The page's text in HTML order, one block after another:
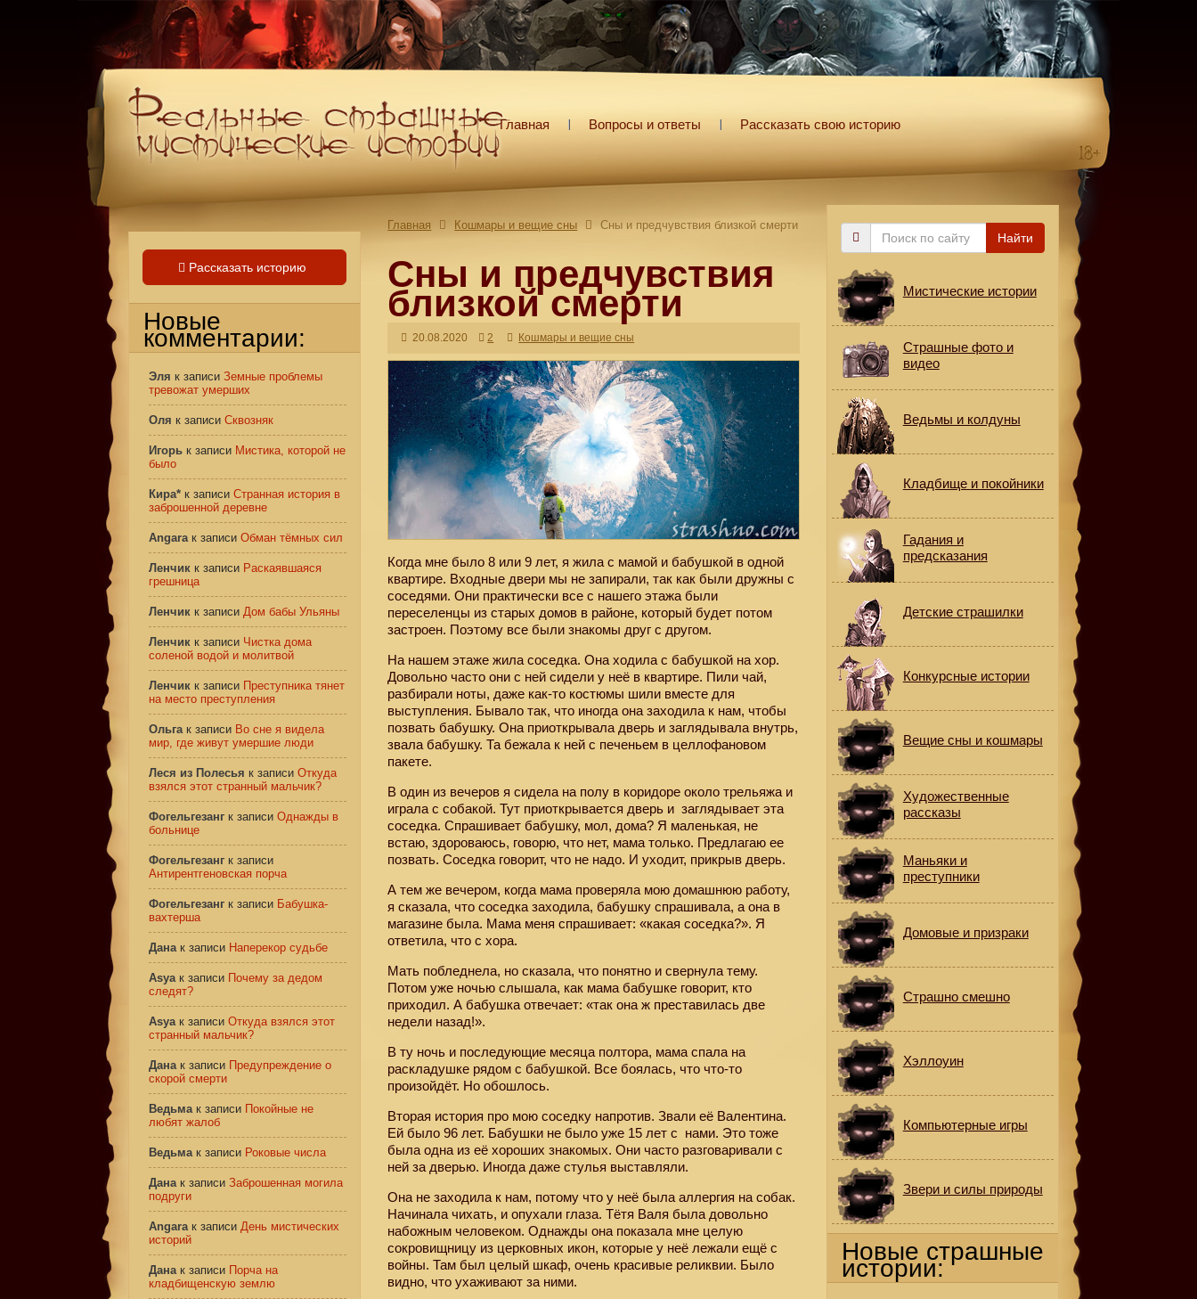
Главная Вопросы и ответы Рассказать свою историю
Главная Кошмары и вещие сны Сны и предчувствия близкой смерти
Сны и предчувствия
близкой смерти
20.08.2020 2 Кошмары и вещие сны
Когда мне было 8 или 9 лет, я жила с мамой и бабушкой в одной
квартире. Входные двери мы не запирали, так как были дружны с
соседями. Они практически все с нашего этажа были
переселенцы из старых домов в районе, который будет потом
застроен. Поэтому все были знакомы друг с другом.
На нашем этаже жила соседка. Она ходила с бабушкой на хор.
Довольно часто они с ней сидели у неё в квартире. Пили чай,
разбирали ноты, даже как-то костюмы шили вместе для
выступления. Бывало так, что иногда она заходила к нам, чтобы
позвать бабушку. Она приоткрывала дверь и заглядывала внутрь,
звала бабушку. Та бежала к ней с печеньем в целлофановом
пакете.
В один из вечеров я сидела на полу в коридоре около трельяжа и
играла с собакой. Тут приоткрывается дверь и заглядывает эта
соседка. Спрашивает бабушку, мол, дома? Я маленькая, не
встаю, здороваюсь, говорю, что нет, мама только. Предлагаю ее
позвать. Соседка говорит, что не надо. И уходит, прикрыв дверь.
А тем же вечером, когда мама проверяла мою домашнюю работу,
я сказала, что соседка заходила, бабушку спрашивала, а она в
магазине была. Мама меня спрашивает: «какая соседка?». Я
ответила, что с хора.
Мать побледнела, но сказала, что понятно и свернула тему.
Потом уже ночью слышала, как мама бабушке говорит, кто
приходил. А бабушка отвечает: «так она ж преставилась две
недели назад!».
В ту ночь и последующие месяца полтора, мама спала на
раскладушке рядом с бабушкой. Все боялась, что что-то
произойдёт. Но обошлось.
Вторая история про мою соседку напротив. Звали её Валентина.
Ей было 96 лет. Бабушки не было уже 15 лет с нами. Это тоже
была одна из её хороших знакомых. Они часто разговаривали с
ней за дверью. Иногда даже стулья выставляли.
Она не заходила к нам, потому что у неё была аллергия на собак.
Начинала чихать, и опухали глаза. Тётя Валя была довольно
набожным человеком. Однажды она показала мне целую
сокровищницу из церковных икон, которые у неё лежали ещё с
войны. Там был целый шкаф, очень красивые реликвии. Было
видно, что ухаживают за ними.
Рассказать историю
Новые
комментарии:
Эля к записи Земные проблемы
тревожат умерших
Оля к записи Сквозняк
Игорь к записи Мистика, которой не
было
Кира* к записи Странная история в
заброшенной деревне
Angaraк записи Обман тёмных сил
Ленчик к записи Раскаявшаяся
грешница
Ленчик к записи Дом бабы Ульяны
Ленчик к записи Чистка дома
соленой водой и молитвой
Ленчик к записи Преступника тянет
на место преступления
Ольгак записи Во сне я видела
мир, где живут умершие люди
Леся из Полесья к записи Откуда
взялся этот странный мальчик?
Фогельгезанг к записи Однажды в
больнице
Фогельгезанг к записи
Антирентгеновская порча
Фогельгезанг к записи Бабушка-
вахтерша
Данак записи Наперекор судьбе
Asyaк записи Почему за дедом
следят?
Asyaк записи Откуда взялся этот
странный мальчик?
Данак записи Предупреждение о
скорой смерти
Ведьмак записи Покойные не
любят жалоб
Ведьмак записи Роковые числа
Данак записи Заброшенная могила
подруги
Angaraк записи День мистических
историй
Данак записи Порча на
кладбищенскую землю
Поиск
Найти
Мистические истории
Страшные фото и
видео
Ведьмы и колдуны
Кладбище и покойники
Гадания и
предсказания
Детские страшилки
Конкурсные истории
Вещие сны и кошмары
Художественные
рассказы
Маньяки и
преступники
Домовые и призраки
Страшно смешно
Хэллоуин
Компьютерные игры
Звери и силы природы
Новые страшные
истории: